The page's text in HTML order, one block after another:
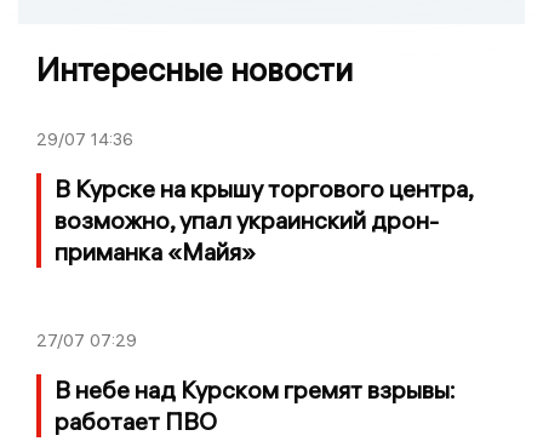
Интересные новости
29/07 14:36
В Курске на крышу торгового центра,
возможно, упал украинский дрон-
приманка «Майя»
27/07 07:29
В небе над Курском гремят взрывы:
работает ПВО